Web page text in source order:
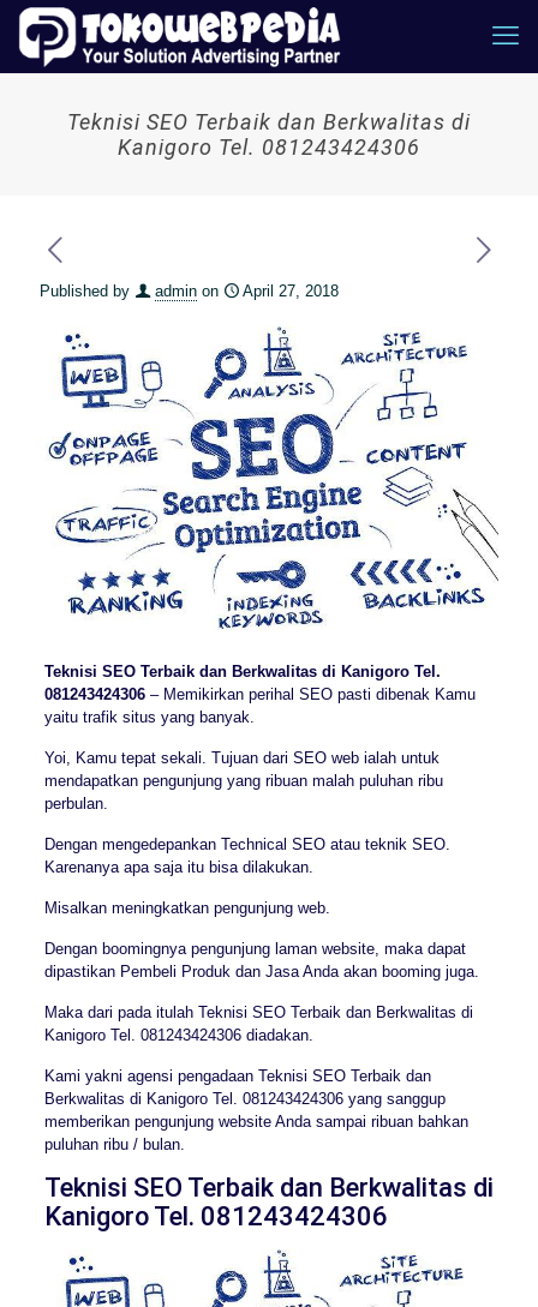
Teknisi SEO Terbaik dan Berkwalitas di
Kanigoro Tel. 081243424306
Published by admin on April 27, 2018
Teknisi SEO Terbaik dan Berkwalitas di Kanigoro Tel.
081243424306– Memikirkan perihal SEO pasti dibenak Kamu
yaitu trafik situs yang banyak.
Yoi, Kamu tepat sekali. Tujuan dari SEO web ialah untuk
mendapatkan pengunjung yang ribuan malah puluhan ribu
perbulan.
Dengan mengedepankan Technical SEO atau teknik SEO.
Karenanya apa saja itu bisa dilakukan.
Misalkan meningkatkan pengunjung web.
Dengan boomingnya pengunjung laman website, maka dapat
dipastikan Pembeli Produk dan Jasa Anda akan booming juga.
Maka dari pada itulah Teknisi SEO Terbaik dan Berkwalitas di
Kanigoro Tel. 081243424306 diadakan.
Kami yakni agensi pengadaan Teknisi SEO Terbaik dan
Berkwalitas di Kanigoro Tel. 081243424306 yang sanggup
memberikan pengunjung website Anda sampai ribuan bahkan
puluhan ribu / bulan.
Teknisi SEO Terbaik dan Berkwalitas di
Kanigoro Tel. 081243424306